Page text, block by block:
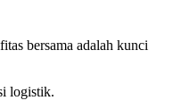
bersama adalah kunci
logistik.